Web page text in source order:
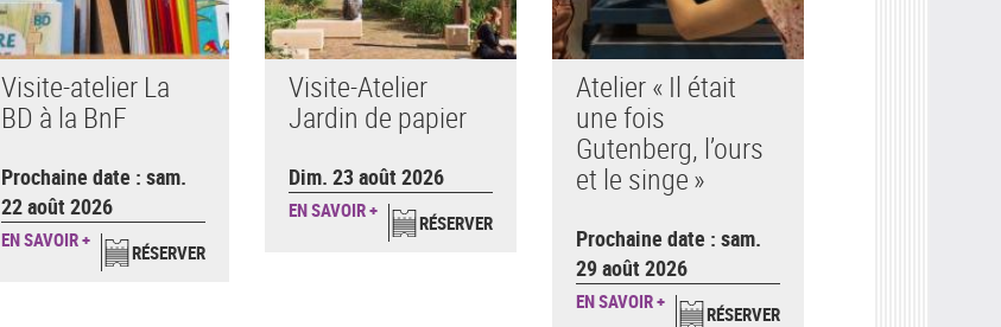
Visite-atelier La
BD à la BnF
Prochaine date : sam.
22 août 2026
EN SAVOIR +
RÉSERVER
Visite-Atelier
Jardin de papier
Dim. 23 août 2026
EN SAVOIR +
RÉSERVER
Atelier « Il était
une fois
Gutenberg, l’ours
et le singe »
Prochaine date : sam.
29 août 2026
EN SAVOIR +
RÉSERVER